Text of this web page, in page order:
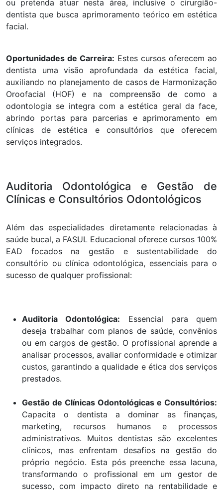
ou pretenda atuar nesta área, inclusive o cirurgião-
dentista que busca aprimoramento teórico em estética
facial.
Oportunidades de Carreira: Estes cursos oferecem ao
dentista uma visão aprofundada da estética facial,
auxiliando no planejamento de casos de Harmonização
Oroofacial (HOF) e na compreensão de como a
odontologia se integra com a estética geral da face,
abrindo portas para parcerias e aprimoramento em
clínicas de estética e consultórios que oferecem
serviços integrados.
Auditoria Odontológica e Gestão de
Clínicas e Consultórios Odontológicos
Além das especialidades diretamente relacionadas à
saúde bucal, a FASUL Educacional oferece cursos 100%
EAD focados na gestão e sustentabilidade do
consultório ou clínica odontológica, essenciais para o
sucesso de qualquer profissional:
Auditoria Odontológica: Essencial para quem
deseja trabalhar com planos de saúde, convênios
ou em cargos de gestão. O profissional aprende a
analisar processos, avaliar conformidade e otimizar
custos, garantindo a qualidade e ética dos serviços
prestados.
Gestão de Clínicas Odontológicas e Consultórios:
Capacita o dentista a dominar as finanças,
marketing, recursos humanos e processos
administrativos. Muitos dentistas são excelentes
clínicos, mas enfrentam desafios na gestão do
próprio negócio. Esta pós preenche essa lacuna,
transformando o profissional em um gestor de
sucesso, com impacto direto na rentabilidade e